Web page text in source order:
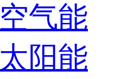
空气能
太阳能